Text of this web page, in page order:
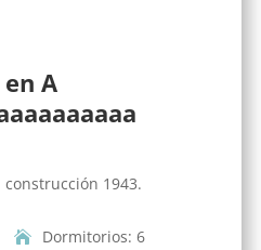
en A
1943.
Dormitorios: 6